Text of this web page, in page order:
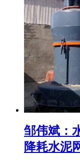
邹伟斌：
降耗水泥